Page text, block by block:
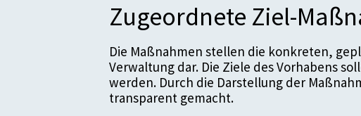
Meilenstein 1:
Ausgangszustand 2015:
Geschützter
Umfang sicherstellbar.
Zugeordnete Ziel-
Die Maßnahmen stellen die konkreten,
Verwaltung dar. Die Ziele des Vorhabens
werden. Durch die Darstellung der
transparent gemacht.